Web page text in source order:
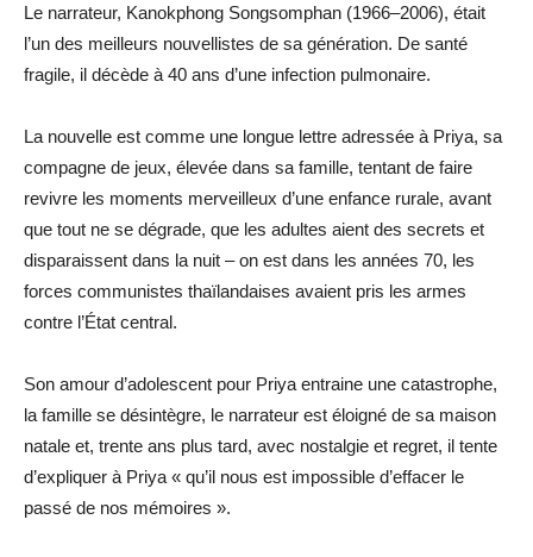
Le narrateur, Kanokphong Songsomphan (1966–2006), était
l’un des meilleurs nouvellistes de sa génération. De santé
fragile, il décède à 40 ans d’une infection pulmonaire.
La nouvelle est comme une longue lettre adressée à Priya, sa
compagne de jeux, élevée dans sa famille, tentant de faire
revivre les moments merveilleux d’une enfance rurale, avant
que tout ne se dégrade, que les adultes aient des secrets et
disparaissent dans la nuit – on est dans les années 70, les
forces communistes thaïlandaises avaient pris les armes
contre l’État central.
Son amour d’adolescent pour Priya entraine une catastrophe,
la famille se désintègre, le narrateur est éloigné de sa maison
natale et, trente ans plus tard, avec nostalgie et regret, il tente
d’expliquer à Priya « qu’il nous est impossible d’effacer le
passé de nos mémoires ».